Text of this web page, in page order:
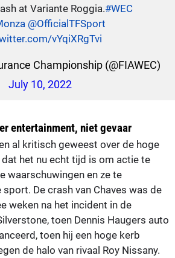
at Variante Roggia.#WEC
@OfficialTFSport
vYqiXRgTvi
Championship (@FIAWEC)
July 10, 2022
entertainment, niet gevaar
al kritisch geweest over de hoge
het nu echt tijd is om actie te
waarschuwingen en ze te
De crash van Chaves was de
weken na het incident in de
toen Dennis Haugers auto
toen hij een hoge kerb
de halo van rivaal Roy Nissany.